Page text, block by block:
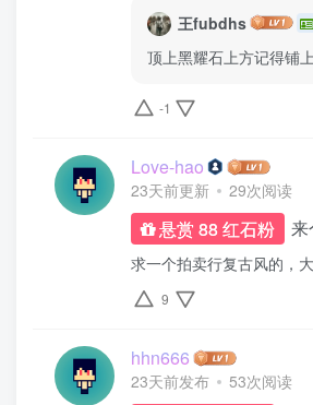
王fubdhs
顶上黑耀石上方记得铺
-1
Love-hao
23天前更新 29次阅读
悬赏 88 红石粉 来
求一个拍卖行复古风的，
9
hhn666
23天前发布 53次阅读